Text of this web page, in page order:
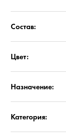
Состав:
Цвет:
Назначение:
Категория: